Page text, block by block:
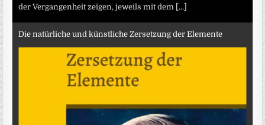
der Vergangenheit zeigen, jeweils mit dem
[...]
Die natürliche und künstliche Zersetzung der Elemente